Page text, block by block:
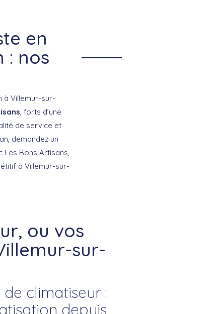
en
: nos
à Villemur-sur-
, forts d’une
de service et
demandez un
Les Bons Artisans,
à Villemur-sur-
ou vos
sur-
climatiseur :
depuis